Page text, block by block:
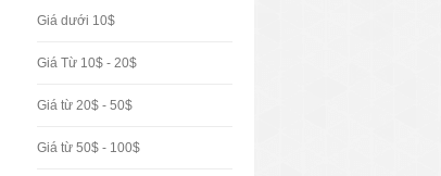
Giá dưới 10$
Giá Từ 10$ - 20$
Giá từ 20$ - 50$
Giá từ 50$ - 100$